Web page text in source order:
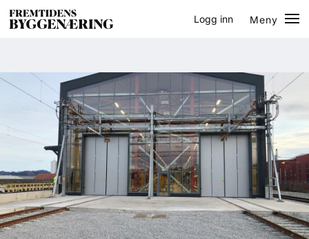
Logg inn
Meny
Eventer
Prosjekter
Bygg-guiden
Logg inn